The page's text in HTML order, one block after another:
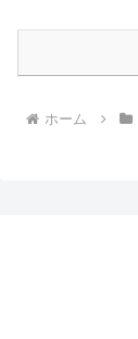
ホーム